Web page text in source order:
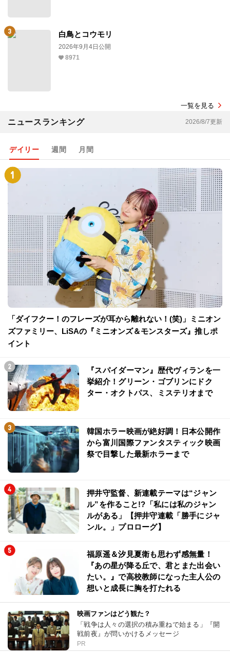
白鳥とコウモリ
2026年9月4日公開
8971
一覧を見る
ニュースランキング 2026/8/7更新
デイリー 週間 月間
「ダイフクー！のフレーズが耳から離れない！(笑)」ミニオン
ズファミリー、LiSAの『ミニオンズ＆モンスターズ』推しポ
イント
『スパイダーマン』歴代ヴィランを一
挙紹介！グリーン・ゴブリンにドク
ター・オクトパス、ミステリオまで
韓国ホラー映画が絶好調！日本公開作
から富川国際ファンタスティック映画
祭で目撃した最新ホラーまで
押井守監督、新連載テーマは“ジャン
ル”を作ること!?「私には私のジャン
ルがある」【押井守連載「勝手にジャ
ンル。」プロローグ】
福原遥＆汐見夏衛も思わず感無量！
『あの星が降る丘で、君とまた出会い
たい。』で高校教師になった主人公の
想いと成長に胸を打たれる
映画ファンはどう観た？
「戦争は人々の選択の積み重ねで始まる」『開
戦前夜』が問いかけるメッセージ
PR